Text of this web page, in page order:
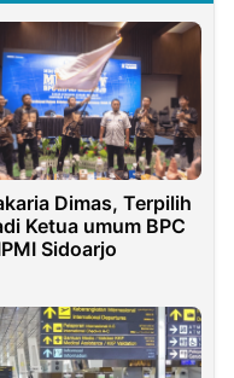
Dimas, Terpilih
Ketua umum BPC
Sidoarjo